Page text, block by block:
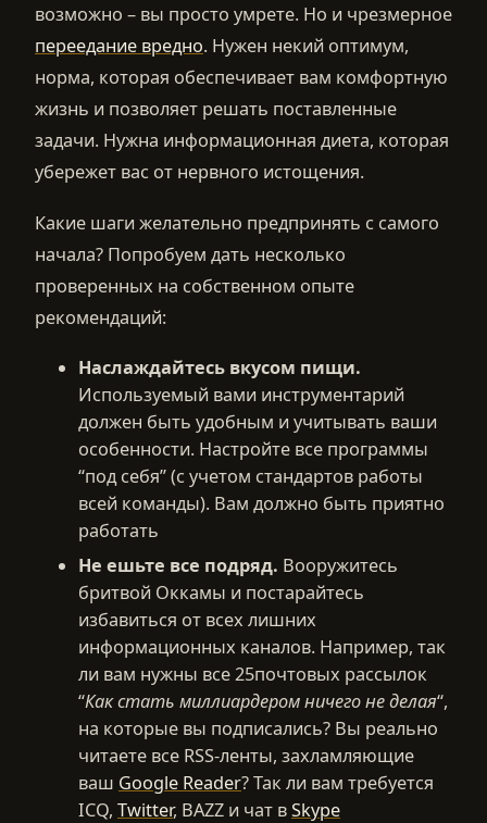
возможно – вы просто умрете. Но и чрезмерное
переедание вредно. Нужен некий оптимум,
норма, которая обеспечивает вам комфортную
жизнь и позволяет решать поставленные
задачи. Нужна информационная диета, которая
убережет вас от нервного истощения.
Какие шаги желательно предпринять с самого
начала? Попробуем дать несколько
проверенных на собственном опыте
рекомендаций:
Наслаждайтесь вкусом пищи.
Используемый вами инструментарий
должен быть удобным и учитывать ваши
особенности. Настройте все программы
“под себя” (с учетом стандартов работы
всей команды). Вам должно быть приятно
работать
Не ешьте все подряд. Вооружитесь
бритвой Оккамы и постарайтесь
избавиться от всех лишних
информационных каналов. Например, так
ли вам нужны все 25почтовых рассылок
“Как стать миллиардером ничего не делая“,
на которые вы подписались? Вы реально
читаете все RSS-ленты, захламляющие
ваш Google Reader? Так ли вам требуется
ICQ, Twitter, BAZZ и чат вSkype